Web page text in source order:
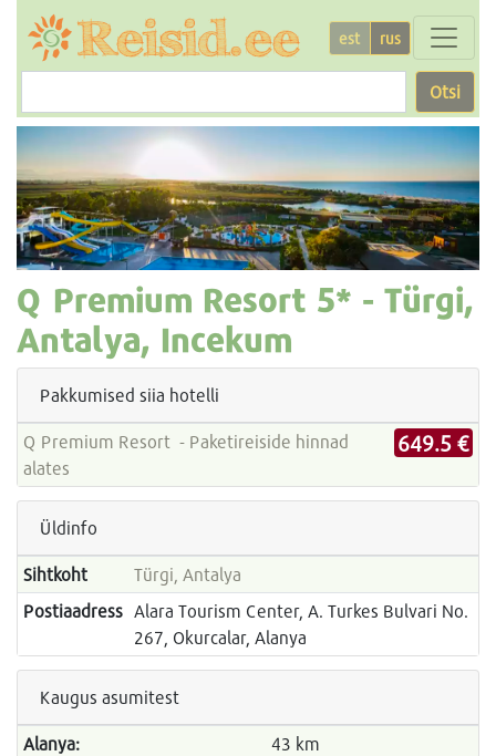
est rus
Otsi
Q Premium Resort 5* - Türgi,
Antalya, Incekum
Pakkumised siia hotelli
Q Premium Resort - Paketireiside hinnad
alates
649.5 €
Üldinfo
Sihtkoht
Türgi, Antalya
Postiaadress Alara Tourism Center, A. Turkes Bulvari No.
267, Okurcalar, Alanya
Kaugus asumitest
Alanya:
43 km